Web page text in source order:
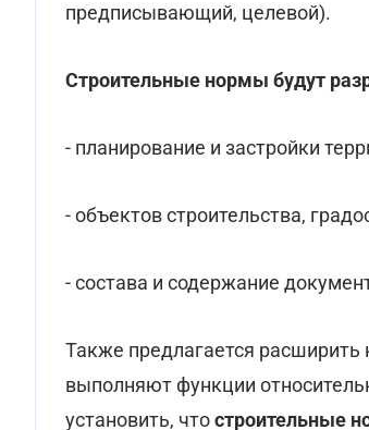
предписывающий, целевой).
Строительные нормы будут
- планирование и застройки
- объектов строительства,
- состава и содержание
Также предлагается расширить
выполняют функции
установить, чтостроительные